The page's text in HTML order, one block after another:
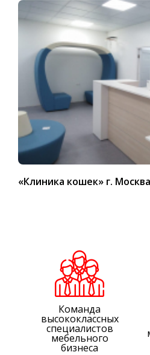
«Клиника кошек» г. Москва
Команда
высококлассных
специалистов
мебельного
бизнеса